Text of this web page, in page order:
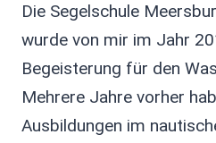
Die Segelschule
wurde von mir im Jahr
Begeisterung für den
Mehrere Jahre vorher
Ausbildungen im